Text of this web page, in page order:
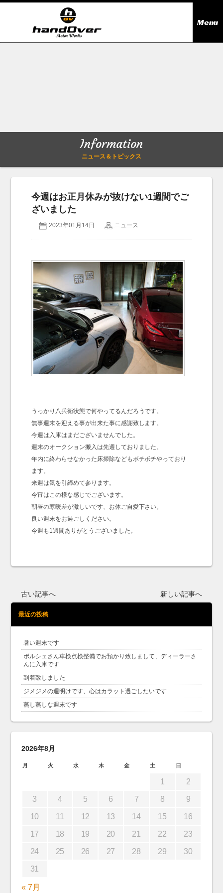
Menu
Company outline
会社概要
アクセス
お問い合わせ
Information
ニュース＆トピックス
今週はお正月休みが抜けない1週間でご
ざいました
2023年01月14日 ニュース
うっかり八兵衛状態で何やってるんだろうです。
無事週末を迎える事が出来た事に感謝致します。
今週は入庫はまだございませんでした。
週末のオークション搬入は先週しておりました。
年内に終わらせなかった床掃除などもボチボチやっており
ます。
来週は気を引締めて参ります。
今宵はこの様な感じでございます。
朝昼の寒暖差が激しいです、お体ご自愛下さい。
良い週末をお過ごしください。
今週も1週間ありがとうございました。
古い記事へ 新しい記事へ
最近の投稿
暑い週末です
ポルシェさん車検点検整備でお預かり致しまして、ディーラーさ
んに入庫です
到着致しました
ジメジメの週明けです、心はカラット過ごしたいです
蒸し蒸しな週末です
2026年8月
月 火 水 木 金 土 日
1 2
3 4 5 6 7 8 9
10 11 12 13 14 15 16
17 18 19 20 21 22 23
24 25 26 27 28 29 30
31
« 7月